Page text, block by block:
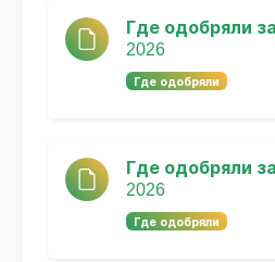
Где одобряли
2026
Где одобряли
Где одобряли
2026
Где одобряли